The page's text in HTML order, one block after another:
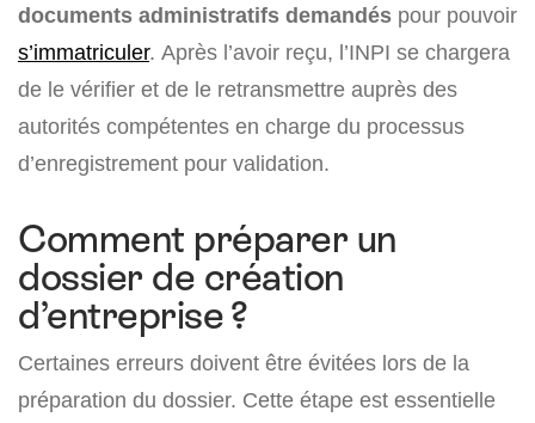
documents administratifs demandés pour pouvoir
s’immatriculer. Après l’avoir reçu, l’INPI se chargera
de le vérifier et de le retransmettre auprès des
autorités compétentes en charge du processus
d’enregistrement pour validation.
Comment préparer un
dossier de création
d’entreprise ?
Certaines erreurs doivent être évitées lors de la
préparation du dossier. Cette étape est essentielle